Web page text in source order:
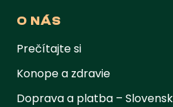
O NÁS
Prečítajte si
Konope a zdravie
Doprava a platba –